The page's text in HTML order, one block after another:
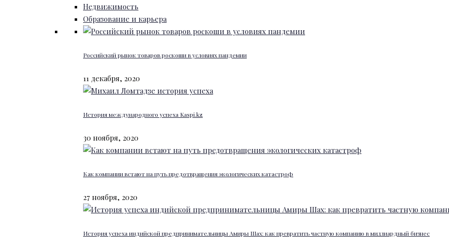
Недвижимость
Образование и карьера
Российский рынок товаров роскоши в условиях пандемии
11 декабря, 2020
История международного успеха Kaspi.kz
30 ноября, 2020
Как компании встают на путь предотвращения экологических катастроф
27 ноября, 2020
История успеха индийской предпринимательницы Амиры Шах: как превратить частную компанию в миллиардный бизнес